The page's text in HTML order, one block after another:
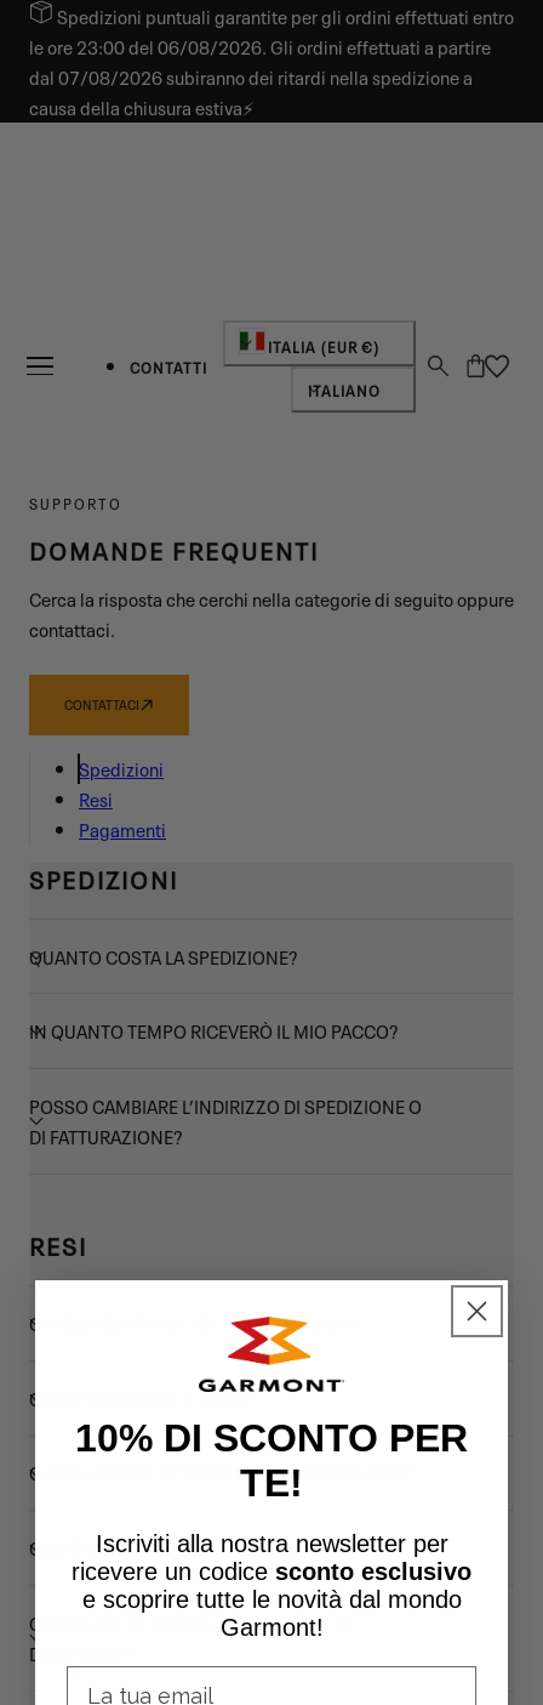
CONTENUTOSpedizioni puntuali garantite per gli ordini effettuati entro
le ore 23:00 del 06/08/2026. Gli ordini effettuati a partire
dal 07/08/2026 subiranno dei ritardi nella spedizione a
causa della chiusura estiva⚡
CONTATTI
Paese/regione
ITALIA (EUR €)
Lingua
ITALIANO
Carrello
SUPPORTO
DOMANDE FREQUENTI
Cerca la risposta che cerchi nella categorie di seguito oppure
contattaci.
CONTATTACI
Spedizioni
Resi
Pagamenti
SPEDIZIONI
QUANTO COSTA LA SPEDIZIONE?
IN QUANTO TEMPO RICEVERÒ IL MIO PACCO?
POSSO CAMBIARE L’INDIRIZZO DI SPEDIZIONE O
DI FATTURAZIONE?
RESI
CONDIZIONI PER EFFETTUARE UN RESO?
COME SI RICHIEDE IL RESO?
QUALI SONO LE OPZIONI DI RESO DISPONIBILI?
COME SPEDIRCI UN PRODOTTO DA RESTITUIRE?
COME FARE SE SI RICEVE UN PRODOTTO
DIFETTOSO?
10% DI SCONTO PER
TE!
Iscriviti alla nostra newsletter per
ricevere un codice sconto esclusivo
e scoprire tutte le novità dal mondo
Garmont!